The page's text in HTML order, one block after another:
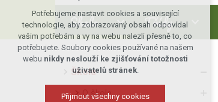
Škola Třídy
Škola
O škole
Potřebujeme nastavit cookies a související
technologie, aby zobrazovaný obsah odpovídal
vašim potřebám a vy na webu nalezli přesně to, co
potřebujete. Soubory cookies používané na našem
webu nikdy neslouží ke zjišťování totožnosti
uživatelů stránek.
Přijmout všechny cookies